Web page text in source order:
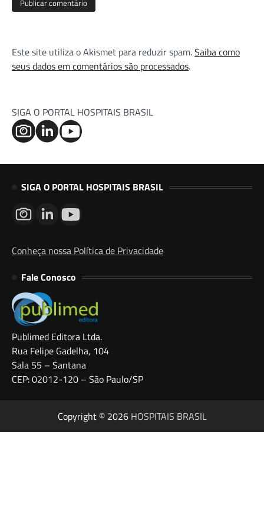
Este site utiliza o Akismet para reduzir spam.Saiba como
seus dados em comentários são processados.
SIGA O PORTAL HOSPITAIS BRASIL
SIGA O PORTAL HOSPITAIS BRASIL
Conheça nossa Política de Privacidade
Fale Conosco
Publimed Editora Ltda.
Rua Felipe Gadelha, 104
Sala 55 – Santana
CEP: 02012-120 – São Paulo/SP
Copyright © 2026 HOSPITAIS BRASIL